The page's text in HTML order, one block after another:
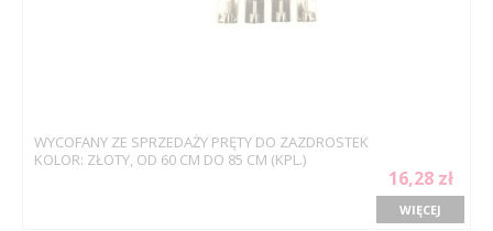
WYCOFANY ZE SPRZEDAŻY PRĘTY DO ZAZDROSTEK
KOLOR: ZŁOTY, OD 60 CM DO 85 CM (KPL.)
16,28 zł
WIĘCEJ